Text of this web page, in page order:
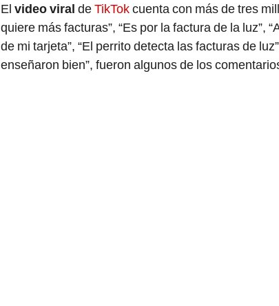
El video viral deTikTokcuenta con más de tres
quiere más facturas”, “Es por la factura de la luz”,
de mi tarjeta”, “El perrito detecta las facturas de
enseñaron bien”, fueron algunos de los